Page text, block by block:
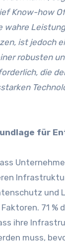
Know-how
wahre
ist jedoch
robusten
die
für
und
71 %
ihre
muss,